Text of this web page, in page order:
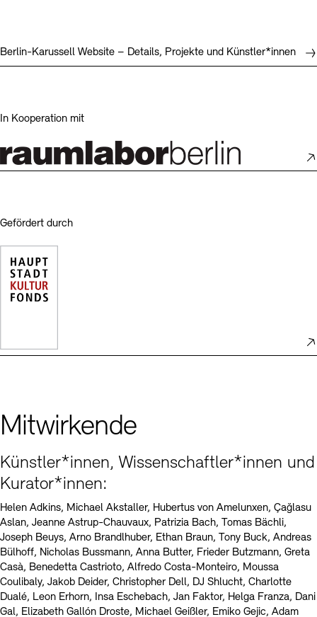
Berlin-Karussell Website – Details, Projekte und Künstler*innen
In Kooperation mit
Gefördert durch
Mitwirkende
Künstler*innen, Wissenschaftler*innen und
Kurator*innen:
Helen Adkins, Michael Akstaller, Hubertus von Amelunxen, Çağlasu
Aslan, Jeanne Astrup-Chauvaux, Patrizia Bach, Tomas Bächli,
Joseph Beuys, Arno Brandlhuber, Ethan Braun, Tony Buck, Andreas
Bülhoff, Nicholas Bussmann, Anna Butter, Frieder Butzmann, Greta
Casà, Benedetta Castrioto, Alfredo Costa-Monteiro, Moussa
Coulibaly, Jakob Deider, Christopher Dell, DJ Shlucht, Charlotte
Dualé, Leon Erhorn, Insa Eschebach, Jan Faktor, Helga Franza, Dani
Gal, Elizabeth Gallón Droste, Michael Geißler, Emiko Gejic, Adam